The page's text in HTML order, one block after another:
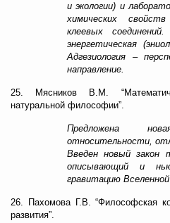
и экологии) и
химических
клеевых
энергетическая
Адгезиология –
направление.
25. Мясников В.М.
натуральной философии”.
Предложена
относительности,
Введен новый закон
описывающий и
гравитацию
26. Пахомова Г.В. “Философская
развития”.